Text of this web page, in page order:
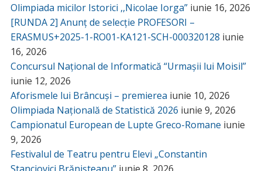
Olimpiada micilor Istorici ,,Nicolae Iorga” iunie 16, 2026
[RUNDA 2] Anunț de selecție PROFESORI –
ERASMUS+2025-1-RO01-KA121-SCH-000320128 iunie
16, 2026
Concursul Național de Informatică “Urmașii lui Moisil”
iunie 12, 2026
Aforismele lui Brâncuși – premierea iunie 10, 2026
Olimpiada Națională de Statistică 2026 iunie 9, 2026
Campionatul European de Lupte Greco-Romane iunie
9, 2026
Festivalul de Teatru pentru Elevi „Constantin